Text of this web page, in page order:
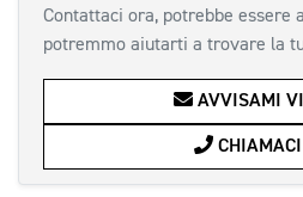
Contattaci ora, potrebbe essere
potremmo aiutarti a trovare la
AVVISAMI